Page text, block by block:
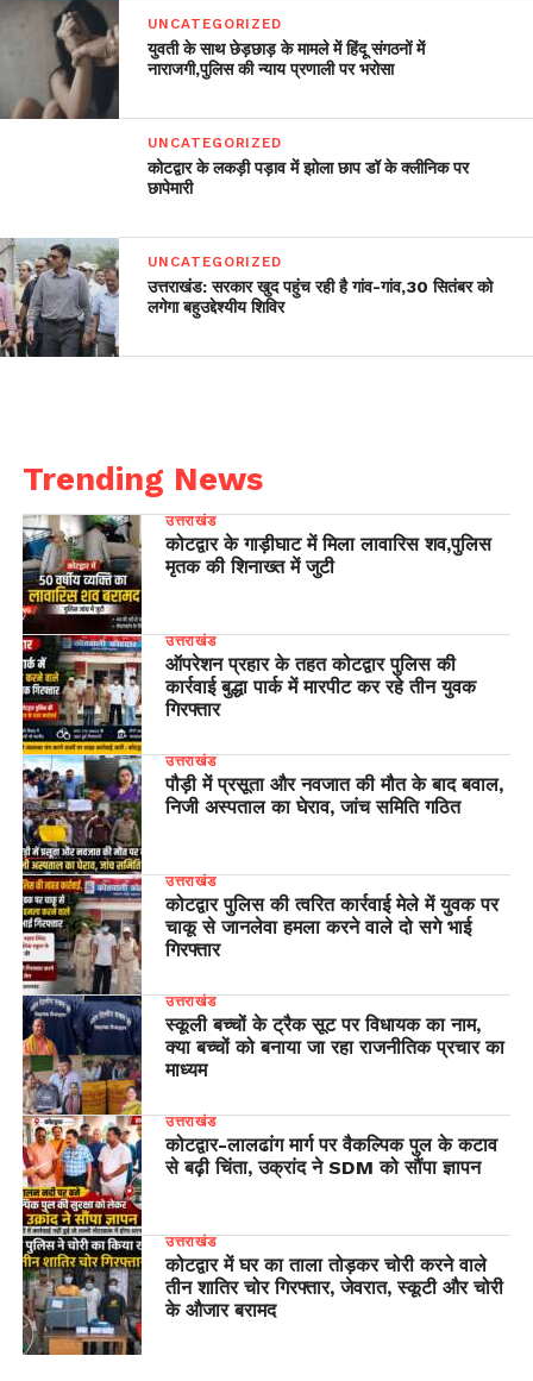
UNCATEGORIZED
युवती के साथ छेड़छाड़ के मामले में हिंदू संगठनों में
नाराजगी,पुलिस की न्याय प्रणाली पर भरोसा
UNCATEGORIZED
कोटद्वार के लकड़ी पड़ाव में झोला छाप डॉ के क्लीनिक पर
छापेमारी
UNCATEGORIZED
उत्तराखंड: सरकार खुद पहुंच रही है गांव-गांव,30 सितंबर को
लगेगा बहुउद्देश्यीय शिविर
Trending News
उत्तराखंड
कोटद्वार के गाड़ीघाट में मिला लावारिस शव,पुलिस
मृतक की शिनाख्त में जुटी
उत्तराखंड
ऑपरेशन प्रहार के तहत कोटद्वार पुलिस की
कार्रवाई बुद्धा पार्क में मारपीट कर रहे तीन युवक
गिरफ्तार
उत्तराखंड
पौड़ी में प्रसूता और नवजात की मौत के बाद बवाल,
निजी अस्पताल का घेराव, जांच समिति गठित
उत्तराखंड
कोटद्वार पुलिस की त्वरित कार्रवाई मेले में युवक पर
चाकू से जानलेवा हमला करने वाले दो सगे भाई
गिरफ्तार
उत्तराखंड
स्कूली बच्चों के ट्रैक सूट पर विधायक का नाम,
क्या बच्चों को बनाया जा रहा राजनीतिक प्रचार का
माध्यम
उत्तराखंड
​कोटद्वार-लालढांग मार्ग पर वैकल्पिक पुल के कटाव
से बढ़ी चिंता, उक्रांद ने SDM को सौंपा ज्ञापन
उत्तराखंड
कोटद्वार में घर का ताला तोड़कर चोरी करने वाले
तीन शातिर चोर गिरफ्तार, जेवरात, स्कूटी और चोरी
के औजार बरामद